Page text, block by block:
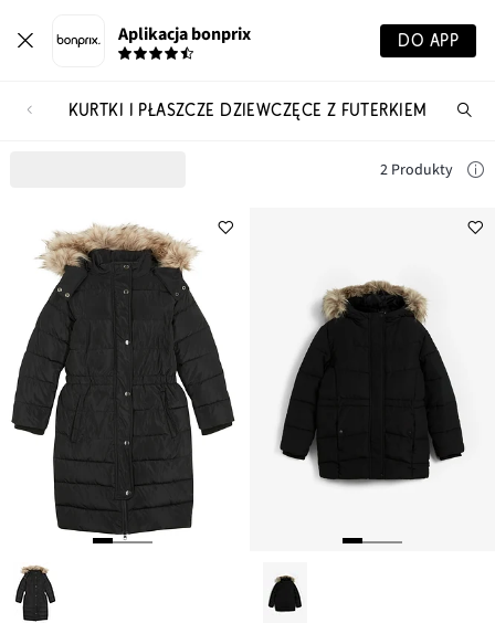
Aplikacja bonprix DO APP
KURTKI I PŁASZCZE DZIEWCZĘCE Z FUTERKIEM
2 Produkty